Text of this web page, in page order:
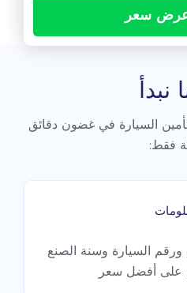
سعر
نبدأ
السيارة في غضون دقائق
فقط:
ورقم السيارة وسنة الصنع
على أفضل سعر